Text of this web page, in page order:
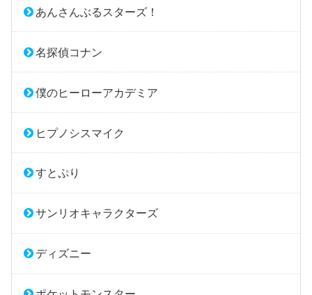
あんさんぶるスターズ！
名探偵コナン
僕のヒーローアカデミア
ヒプノシスマイク
すとぷり
サンリオキャラクターズ
ディズニー